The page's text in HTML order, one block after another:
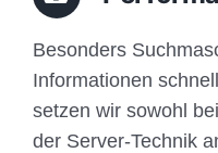
Besonders
Informationen
setzen wir sowohl
der Server-Technik